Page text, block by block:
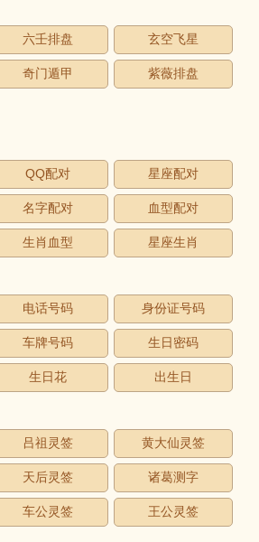
六壬排盘 玄空飞星
奇门遁甲 紫薇排盘
QQ配对 星座配对
名字配对 血型配对
生肖血型 星座生肖
电话号码 身份证号码
车牌号码 生日密码
生日花 出生日
吕祖灵签 黄大仙灵签
天后灵签 诸葛测字
车公灵签 王公灵签